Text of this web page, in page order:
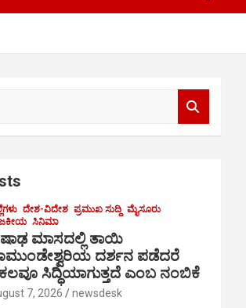
ದೇಶ-ವಿದೇಶ ಪ್ರಮುಖ ಸುದ್ದಿ ಮೈಸೂರು
ಸಿನಿಮಾ
ಮಾಸದಲ್ಲಿ ತಾಯಿ
ದರ್ಶನ ಪಡೆದರೆ
ಸಿದ್ಧಿಯಾಗುತ್ತದೆ ಎಂಬ ನಂಬಿಕೆ
7, 2026 newsdesk